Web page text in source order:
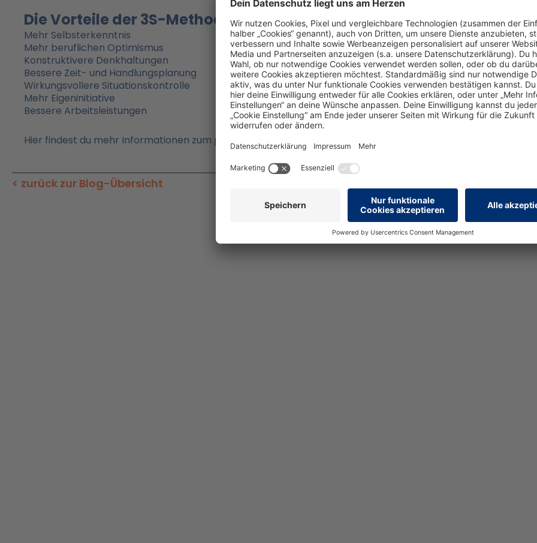
Die Vorteile der 3S-Methode
Mehr Selbsterkenntnis
Mehr beruflichen Optimismus
Konstruktivere Denkhaltungen
Bessere Zeit- und Handlungsplanung
Wirkungsvollere Situationskontrolle
Mehr Eigeninitiative
Bessere Arbeitsleistungen
Hier findest du mehr Informationen zum persolog Selbstführungs-Modell
< zurück zur Blog-Übersicht